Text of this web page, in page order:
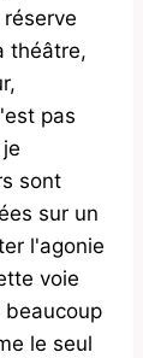
théâtre,
pas
sont
sur un
l'agonie
voie
le seul